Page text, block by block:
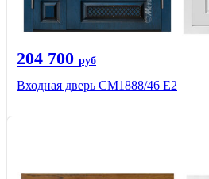
204 700 руб
Входная дверь СМ1888/46 Е2